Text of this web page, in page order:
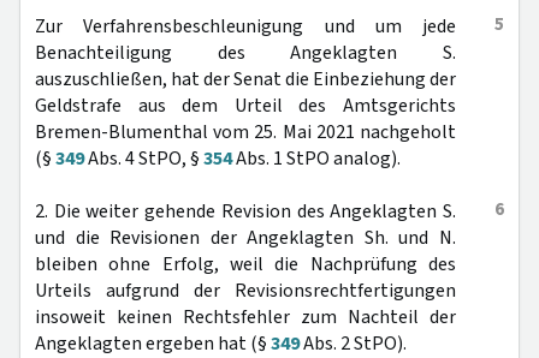
5
Zur Verfahrensbeschleunigung und um jede
Benachteiligung des Angeklagten S.
auszuschließen, hat der Senat die Einbeziehung der
Geldstrafe aus dem Urteil des Amtsgerichts
Bremen-Blumenthal vom 25. Mai 2021 nachgeholt
(§349Abs. 4 StPO, §354Abs. 1 StPO analog).
6
2. Die weiter gehende Revision des Angeklagten S.
und die Revisionen der Angeklagten Sh. und N.
bleiben ohne Erfolg, weil die Nachprüfung des
Urteils aufgrund der Revisionsrechtfertigungen
insoweit keinen Rechtsfehler zum Nachteil der
Angeklagten ergeben hat (§349Abs. 2 StPO).